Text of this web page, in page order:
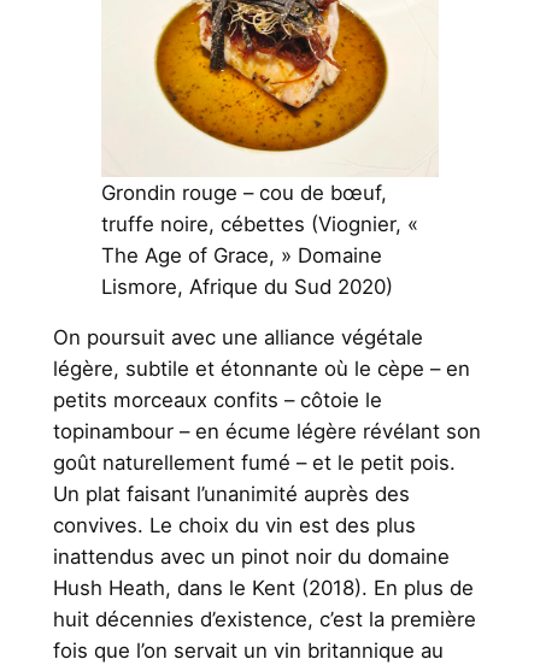
Grondin rouge – cou de bœuf,
truffe noire, cébettes (Viognier, «
The Age of Grace, » Domaine
Lismore, Afrique du Sud 2020)
On poursuit avec une alliance végétale
légère, subtile et étonnante où le cèpe – en
petits morceaux confits – côtoie le
topinambour – en écume légère révélant son
goût naturellement fumé – et le petit pois.
Un plat faisant l’unanimité auprès des
convives. Le choix du vin est des plus
inattendus avec un pinot noir du domaine
Hush Heath, dans le Kent (2018). En plus de
huit décennies d’existence, c’est la première
fois que l’on servait un vin britannique au